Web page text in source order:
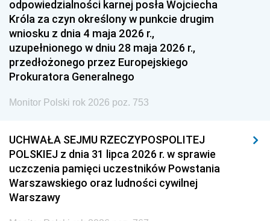
1939 1938 1937
1936 1930
odpowiedzialności karnej posła Wojciecha
Króla za czyn określony w punkcie drugim
wniosku z dnia 4 maja 2026 r.,
uzupełnionego w dniu 28 maja 2026 r.,
przedłożonego przez Europejskiego
Prokuratora Generalnego
Monitor Polski rok 2026 poz. 753
UCHWAŁA SEJMU RZECZYPOSPOLITEJ
POLSKIEJ z dnia 31 lipca 2026 r. w sprawie
uczczenia pamięci uczestników Powstania
Warszawskiego oraz ludności cywilnej
Warszawy